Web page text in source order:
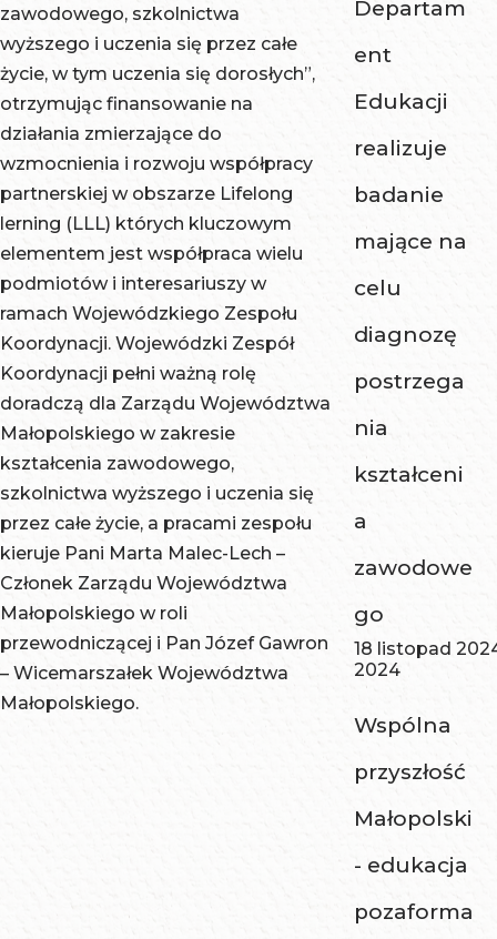
zawodowego, szkolnictwa
wyższego i uczenia się przez całe
życie, w tym uczenia się dorosłych”,
otrzymując finansowanie na
działania zmierzające do
wzmocnienia i rozwoju współpracy
partnerskiej w obszarze Lifelong
lerning (LLL) których kluczowym
elementem jest współpraca wielu
podmiotów i interesariuszy w
ramach Wojewódzkiego Zespołu
Koordynacji. Wojewódzki Zespół
Koordynacji pełni ważną rolę
doradczą dla Zarządu Województwa
Małopolskiego w zakresie
kształcenia zawodowego,
szkolnictwa wyższego i uczenia się
przez całe życie, a pracami zespołu
kieruje Pani Marta Malec-Lech –
Członek Zarządu Województwa
Małopolskiego w roli
przewodniczącej i Pan Józef Gawron
– Wicemarszałek Województwa
Małopolskiego.
Departam
ent
Edukacji
realizuje
badanie
mające na
celu
diagnozę
postrzega
nia
kształceni
a
zawodowe
go
18 listopad
2024
Wspólna
przyszłość
Małopolski
- edukacja
pozaforma